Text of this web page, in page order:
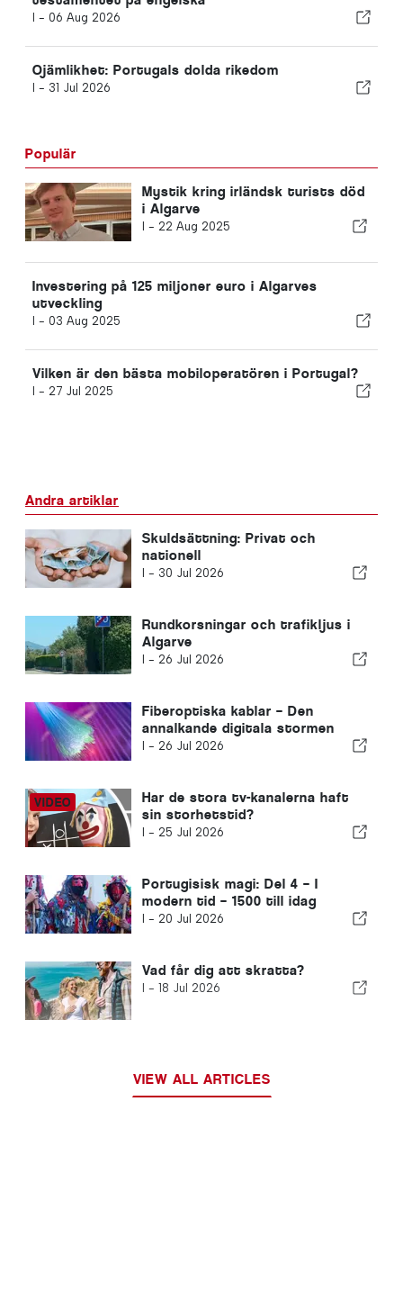
I - 06 Aug 2026
Ojämlikhet: Portugals dolda rikedom
I - 31 Jul 2026
Populär
Mystik kring irländsk turists död
i Algarve
I - 22 Aug 2025
Investering på 125 miljoner euro i Algarves
utveckling
I - 03 Aug 2025
Vilken är den bästa mobiloperatören i Portugal?
I - 27 Jul 2025
Andra artiklar
Skuldsättning: Privat och
nationell
I - 30 Jul 2026
Rundkorsningar och trafikljus i
Algarve
I - 26 Jul 2026
Fiberoptiska kablar – Den
annalkande digitala stormen
I - 26 Jul 2026
Har de stora tv-kanalerna haft
sin storhetstid?
I - 25 Jul 2026
Portugisisk magi: Del 4 – I
modern tid – 1500 till idag
I - 20 Jul 2026
Vad får dig att skratta?
I - 18 Jul 2026
VIEW ALL ARTICLES